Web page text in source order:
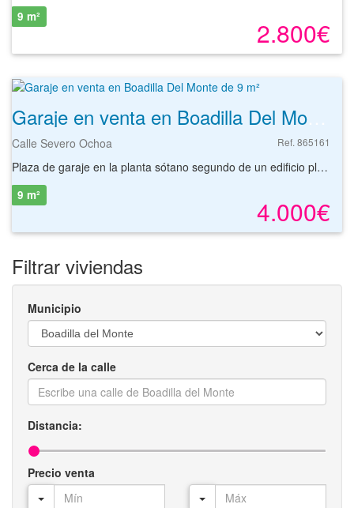
2.800€
9 m²
Calle Severo Ochoa Ref. 865161
Plaza de garaje en la planta sótano segundo de un edificio plurifamiliar de cinco alturas sobre rasante y dos bajo rasante. Se encuentra en la Urbanización Boadilla Park, en el municipio de Boadilla del Monte, provincia de Madrid. Tiene una superficie útil de 12,50 m2. Dispone de acceso mediante rampa con portón metálico automatizado y fácil maniobrabilidad. Edificio construido aproximadamente en el 2008. Forma parte de un complejo residencial con amplia zona de ocio y deportivas. Dispone de fácil acceso y buenas comunicaciones por carretera. Boadilla del Monte es un municipio de Madrid a 25 km aproximadamente del centro de la ciudad. Las carreteras que comunican el municipio pertenecen a la red de la Comunidad de Madrid, la antigua M-511 que la comunica con Madrid y con Villaviciosa de Odón; la M-513 asegura la comunicación del municipio con Pozuelo de Alarcón (y desde ahí hacia Madrid por Aravaca y Moncloa) y Brunete. Estas dos carreteras además comunican Boadilla con la urbanización de Montepríncipe y con la autopista de circunvalación M-40. La carretera M-516 que enlaza Boadilla con Majadahonda. Boadilla del Monte dispone de cuatro líneas de autobuses que comunican con Madrid (571, 573, 591 y 574) y una línea de autobús nocturno (N905). Dispone también de otras tres líneas que comunican con algunos de los municipios limítrofes de la zona (566, 567, 538) con conexiones directas a las ciudades de Majadahonda y Villaviciosa de Odón. La línea ML-3 de tren ligero, conecta Boadilla del Monte con la estación de Metro de la ciudad de Madrid.
4.000€
9 m²
Filtrar viviendas
Municipio
Cerca de la calle
Distancia:
Precio venta